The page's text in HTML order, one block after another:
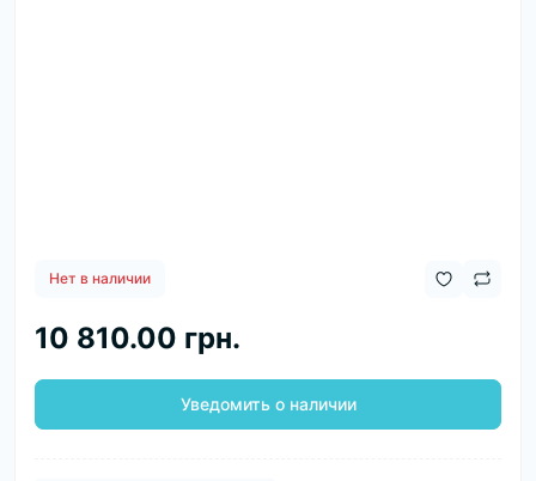
Нет в наличии
10 810.00 грн.
Уведомить о наличии